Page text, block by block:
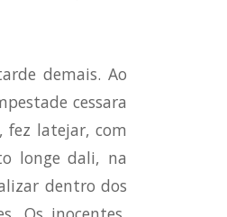
demais. Ao
cessara
fez latejar, com
longe dali, na
dentro dos